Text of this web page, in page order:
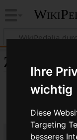
Ihre
wichtig
Diese
Targeting
besseres
Zitierhilfe